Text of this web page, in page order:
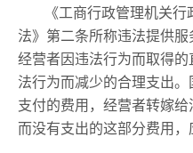
《工商行政管理机关
法》第二条所称违法提供
经营者因违法行为而取得
法行为而减少的合理支出
支付的费用，经营者转嫁
而没有支出的这部分费用，